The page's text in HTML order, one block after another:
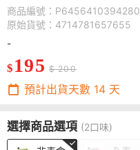
商品編號：P6456410394280
原始貨號：4714781657655
-
$ 195 $ 200
預計出貨天數 14 天
選擇商品選項 (2口味)